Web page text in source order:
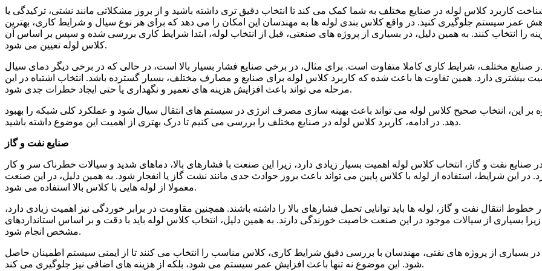
کاربرد کلاس لوله در صنایع مختلف به شما کمک می کند تا انتخاب دقیق تری داشته باشید و از بروز مشکلاتی مانند نشتی، ترکیدگی یا
عمر سیستم جلوگیری کنید. در واقع کلاس بندی لوله ها به مهندسان این امکان را می دهد که برای هر نوع سیال و شرایط کاری، بهترین
را انتخاب کنند. به همین دلیل، در بسیاری از پروژه های صنعتی، قبل از انتخاب لوله، ابتدا شرایط کاری بررسی شده و سپس بر اساس آن
کلاس لوله تعیین می شود.
صنایع مختلف، شرایط کاری کاملا متفاوت است. برای مثال، در برخی صنایع فشار بسیار بالا است، در حالی که در برخی دیگر دمای سیال
بیشتری دارد. همین تفاوت ها باعث شده که کاربرد کلاس لوله برای صنایع و مصارف مختلف، بسیار گسترده باشد. انتخاب اشتباه در این
مرحله می تواند باعث افزایش هزینه های تعمیر و نگهداری یا حتی ایجاد خطرات جدی شود.
بر این، انتخاب صحیح کلاس لوله می تواند باعث بهینه سازی مصرف انرژی در سیستم های انتقال سیال شود و عملکرد کلی شبکه را بهبود
دهد. در ادامه، کاربرد کلاس لوله در صنایع مختلف را بررسی می کنیم تا درک بهتری از اهمیت این موضوع داشته باشید.
صنایع نفت و گاز
صنایع نفت و گاز، انتخاب کلاس لوله اهمیت بسیار زیادی دارد، زیرا این صنعت با فشارهای بالا، دماهای شدید و سیالات خطرناک سر و کار
در این شرایط، استفاده از لوله با کلاس پایین می تواند باعث بروز حوادث جدی مانند نشت گاز یا انفجار شود. به همین دلیل، در این صنعت
معمولا از لوله هایی با کلاس بالا استفاده می شود.
خطوط انتقال نفت و گاز، لوله ها باید توانایی تحمل فشارهای بالا را داشته باشند. همچنین مقاومت در برابر خوردگی نیز اهمیت زیادی دارد،
زیرا بسیاری از سیالات موجود در این صنعت خاصیت خورندگی دارند. به همین دلیل، انتخاب کلاس لوله باید با دقت و بر اساس استانداردهای
مشخص انجام شود.
در بسیاری از پروژه های نفتی، مهندسان با بررسی دقیق شرایط کاری، کلاس مناسب را انتخاب می کنند تا از ایمنی سیستم اطمینان حاصل
شود. این موضوع نه تنها باعث افزایش عمر سیستم می شود، بلکه از هزینه های اضافی نیز جلوگیری می کند.